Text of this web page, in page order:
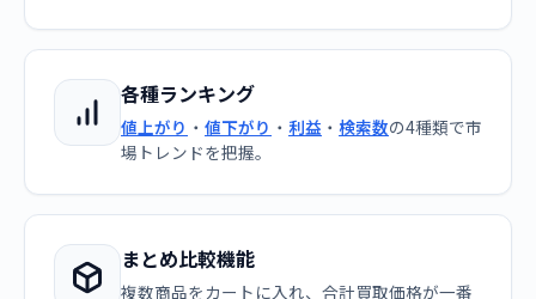
各種ランキング
値上がり ・ 値下がり ・ 利益 ・ 検索数の4種類で市
場トレンドを把握。
まとめ比較機能
複数商品をカートに入れ、合計買取価格が一番